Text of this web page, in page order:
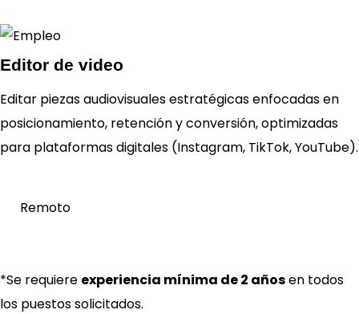
Editor de video
Editar piezas audiovisuales estratégicas enfocadas en
posicionamiento, retención y conversión, optimizadas
para plataformas digitales (Instagram, TikTok, YouTube).
Ver
requisitos
Remoto
*Se requiere experiencia mínima de 2 añosen todos
los puestos solicitados.